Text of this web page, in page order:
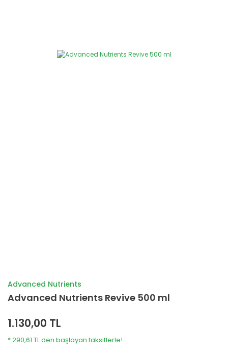
Advanced Nutrients
Advanced Nutrients Revive 500 ml
1.130,00 TL
* 290,61 TL den başlayan taksitlerle!